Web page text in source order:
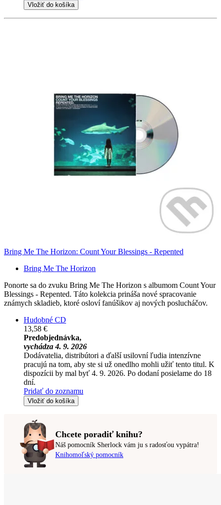
Vložiť do košíka
Bring Me The Horizon: Count Your Blessings - Repented
Bring Me The Horizon
Ponorte sa do zvuku Bring Me The Horizon s albumom Count Your
Blessings - Repented. Táto kolekcia prináša nové spracovanie
známych skladieb, ktoré osloví fanúšikov aj nových poslucháčov.
Hudobné CD
13,58 €
Predobjednávka,
vychádza 4. 9. 2026
Dodávatelia, distribútori a ďalší usilovní ľudia intenzívne
pracujú na tom, aby ste si už onedlho mohli užiť tento titul. K
dispozícii by mal byť 4. 9. 2026. Po dodaní posielame do 18
dní.
Pridať do zoznamu
Vložiť do košíka
Chcete poradiť knihu?
Náš pomocník Sherlock vám ju s radosťou vypátra!
Knihomoľský pomocník